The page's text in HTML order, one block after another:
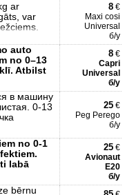
ar
var
8 €
Maxi cosi
Universal
б/у
auto
no 0–13
Atbilst
8 €
Capri
Universal
б/у
в машину
0-13
25 €
Peg Perego
б/у
no 0-1
labā
25 €
Avionaut
E20
б/у
bērnu